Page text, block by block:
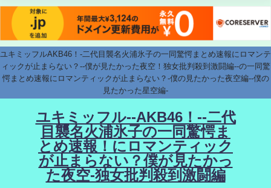
ユキミッフルAKB46！-二代目襲名火浦氷子の一同驚愕まとめ速報にロマンテ
ィックが止まらない？--僕が見たかった夜空！独女批判殺到激闘編--の一同驚
愕まとめ速報にロマンティックが止まらない？-僕の見たかった夜空編--僕の
見たかった星空編-
ユキミッフル--AKB46！--二代
目襲名火浦氷子の一同驚愕ま
とめ速報！にロマンティック
が止まらない？僕が見たかっ
た夜空-独女批判殺到激闘編